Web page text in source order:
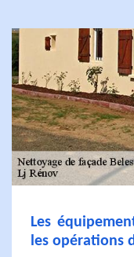
Les
les opérations